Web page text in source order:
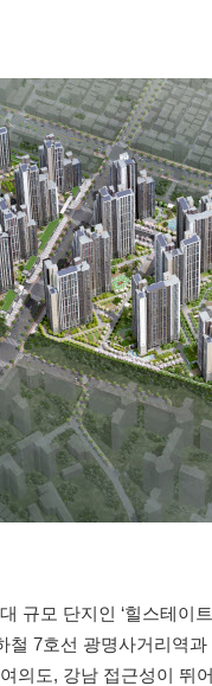
규모 단지인 ‘힐스테이
철 7호선 광명사거리역
의도, 강남 접근성이 뛰